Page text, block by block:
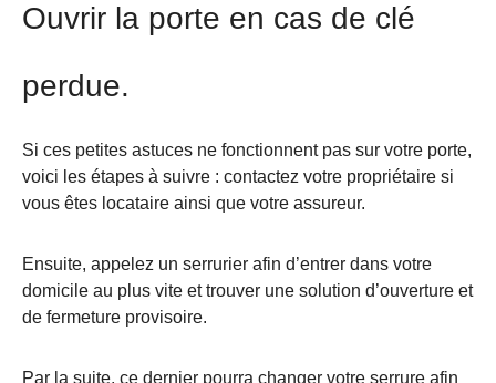
Ouvrir la porte en cas de clé
perdue.
Si ces petites astuces ne fonctionnent pas sur votre porte,
voici les étapes à suivre : contactez votre propriétaire si
vous êtes locataire ainsi que votre assureur.
Ensuite, appelez un serrurier afin d’entrer dans votre
domicile au plus vite et trouver une solution d’ouverture et
de fermeture provisoire.
Par la suite, ce dernier pourra changer votre serrure afin